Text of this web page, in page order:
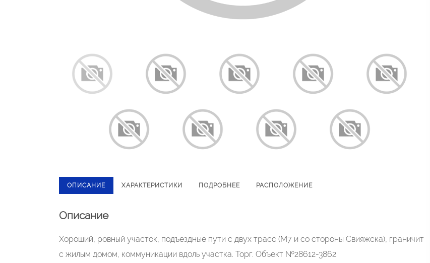
ОПИСАНИЕ ХАРАКТЕРИСТИКИ ПОДРОБНЕЕ РАСПОЛОЖЕНИЕ
Описание
Хороший, ровный участок, подъездные пути с двух трасс (М7 и со стороны Свияжска), граничит
с жилым домом, коммуникации вдоль участка. Торг. Объект №28612-3862.